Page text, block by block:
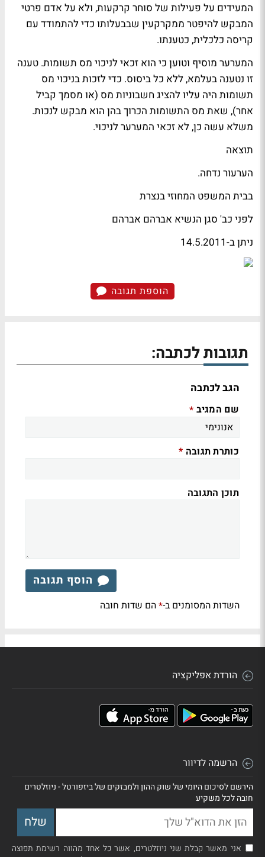
המעידים על פעילות של סוחר קרקעות, ולא על אדם פרטי
המבקש להיפטר ממקרקעין שבבעלותו כדי להתמודד עם
קריסה כלכלית, כטענתו.
המערער מוסיף וטוען כי הוא זכאי לניכוי מס תשומות. טענה
זו נטענה בעלמא, ללא כל ביסוס. כדי לזכות בניכוי מס
תשומות היה עליו להציג חשבוניות מס (או מסמך קביל
אחר), שאת מס התשומות הכרוך בהן הוא מבקש לנכות.
משלא עשה כן, לא זכאי המערער לניכוי.
תוצאה
הערעור נדחה.
בבית המשפט המחוזי בנצרת
לפני כב' סגן הנשיא אברהם אברהם
ניתן ב-14.5.2011
הוספת תגובה
תגובות לכתבה:
הגב לכתבה
שם המגיב *
כותרת תגובה *
תוכן התגובה
הוסף תגובה
השדות המסומנים ב-*הם שדות חובה
הורדת אפליקציה
הרשמה לדיוור
הירשם לסיכום היומי של שוק ההון ולמבזקים של ביזפורטל - ניוזלטרים
חובה לכל משקיע
אני מאשר קבלת שני ניוזלטרים, אשר כל אחד מהווה רשימת תפוצה